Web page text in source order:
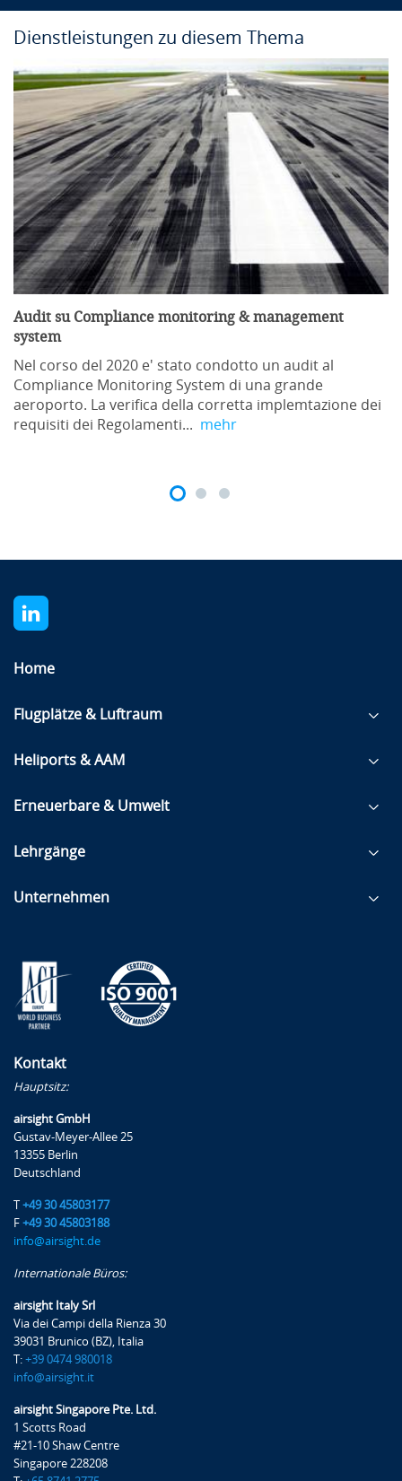
Dienstleistungen zu diesem Thema
Audit su Compliance monitoring & management
system
Nel corso del 2020 e' stato condotto un audit al
Compliance Monitoring System di una grande
aeroporto. La verifica della corretta implemtazione dei
requisiti dei Regolamenti... mehr
Home
Flugplätze & Luftraum
Heliports & AAM
Erneuerbare & Umwelt
Lehrgänge
Unternehmen
Kontakt
Hauptsitz:
airsight GmbH
Gustav-Meyer-Allee 25
13355 Berlin
Deutschland
T +49 30 45803177
F +49 30 45803188
info@airsight.de
Internationale Büros:
airsight Italy Srl
Via dei Campi della Rienza 30
39031 Brunico (BZ), Italia
T: +39 0474 980018
info@airsight.it
airsight Singapore Pte. Ltd.
1 Scotts Road
#21-10 Shaw Centre
Singapore 228208